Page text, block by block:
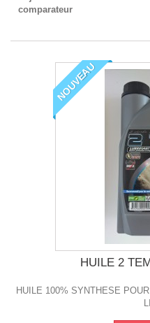
comparateur
NOUVEAU
HUILE 2
HUILE 100% SYNTHESE